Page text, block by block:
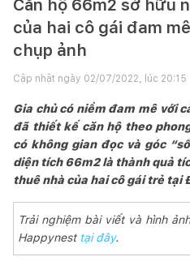
Căn hộ 66m2 sở hữu
của hai cô gái đam
chụp ảnh
Cập nhật ngày 02/07/2022, lúc 20:15
Gia chủ có niềm đam mê với
đã thiết kế căn hộ theo
có không gian đọc và góc
diện tích 66m2 là thành quả
thuê nhà của hai cô gái trẻ tại
Trải nghiệm bài viết và hình
Happynest tại đây.